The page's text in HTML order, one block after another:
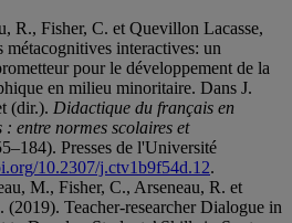
R., Fisher, C. et Quevillon Lacasse,
métacognitives interactives: un
pour le développement de la
en milieu minoritaire. Dans J.
(dir.). Didactique du français en
entre normes scolaires et
Presses de l'Université
10.2307/j.ctv1b9f54d.12.
M., Fisher, C., Arseneau, R. et
Teacher-researcher Dialogue in